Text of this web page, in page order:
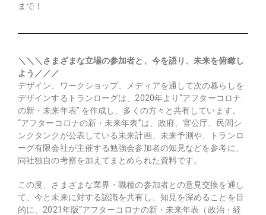
まで！
＼＼＼さまざまな立場の参加者と、今を語り、未来を俯瞰し
よう／／／
デザイン、ワークショップ、メディアを通して次の暮らしを
デザインするトランローグは、2020年より“アフターコロナ
の新・未来年表” を作成し、多くの方々と共有しています。
“アフターコロナの新・未来年表”は、政府、官公庁、民間シ
ンクタンクが公表している未来計画、未来予測や、トランロ
ーグ有限会社が主催する勉強会参加者の知見などを参考に、
同社独自の考察を加えてまとめられた資料です。
この度、さまざまな業界・職種の参加者との意見交換を通し
て、今と未来に対する認識を共有し、知見を深めることを目
的に、2021年版“アフターコロナの新・未来年表（政治・経